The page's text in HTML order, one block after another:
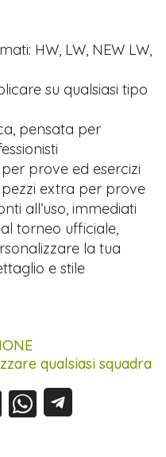
HW, LW, NEW LW,
su qualsiasi tipo
pensata per
prove ed esercizi
extra per prove
all’uso, immediati
torneo ufficiale,
la tua
e stile
qualsiasi squadra